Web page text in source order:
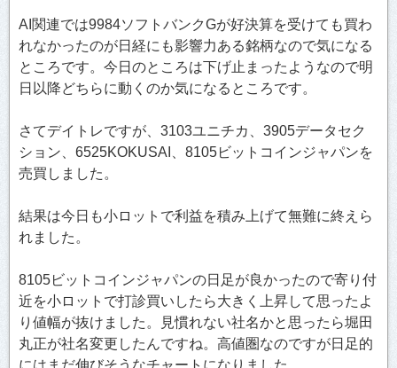
AI関連では9984ソフトバンクGが好決算を受けても買わ
れなかったのが日経にも影響力ある銘柄なので気になる
ところです。今日のところは下げ止まったようなので明
日以降どちらに動くのか気になるところです。
さてデイトレですが、3103ユニチカ、3905データセク
ション、6525KOKUSAI、8105ビットコインジャパンを
売買しました。
結果は今日も小ロットで利益を積み上げて無難に終えら
れました。
8105ビットコインジャパンの日足が良かったので寄り付
近を小ロットで打診買いしたら大きく上昇して思ったよ
り値幅が抜けました。見慣れない社名かと思ったら堀田
丸正が社名変更したんですね。高値圏なのですが日足的
にはまだ伸びそうなチャートになりました。